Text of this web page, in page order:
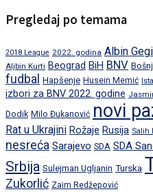
Pregledaj po temama
2018 League 2022. godina Albin
Aljbin Kurti Beograd BiH BNV
fudbal Hapšenje Husein Memić
izbori za BNV 2022. godine
Dodik Milo Đukanović novi
Rat u Ukrajini Rožaje Rusija Salih
nesreća Sarajevo SDA SDA
Srbija Sulejman Ugljanin Turska
Zukorlić Zaim Redžepović